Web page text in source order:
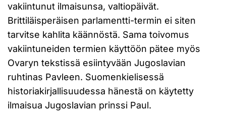
vakiintunut ilmaisunsa, valtiopäivät.
Brittiläisperäisen parlamentti-termin ei siten
tarvitse kahlita käännöstä. Sama toivomus
vakiintuneiden termien käyttöön pätee myös
Ovaryn tekstissä esiintyvään Jugoslavian
ruhtinas Pavleen. Suomenkielisessä
historiakirjallisuudessa hänestä on käytetty
ilmaisua Jugoslavian prinssi Paul.